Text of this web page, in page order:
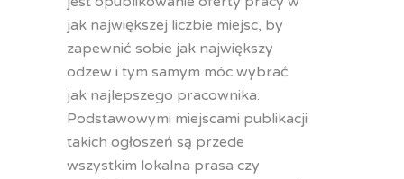
jak największej liczbie miejsc, by
zapewnić sobie jak największy
odzew i tym samym móc wybrać
jak najlepszego pracownika.
Podstawowymi miejscami publikacji
takich ogłoszeń są przede
wszystkim lokalna prasa czy